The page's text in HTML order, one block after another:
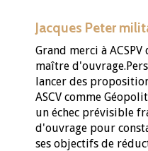
Jacques Peter
Grand merci à
maître
lancer des
ASCV comme
un échec prévisible
d'ouvrage pour
ses objectifs de